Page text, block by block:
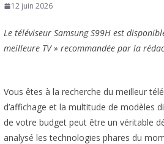
12 juin 2026
Le téléviseur Samsung S99H est
meilleure TV » recommandée par la
Vous êtes à la recherche du meilleur
d’affichage et la multitude de modèles
de votre budget peut être un véritable
analysé les technologies phares du